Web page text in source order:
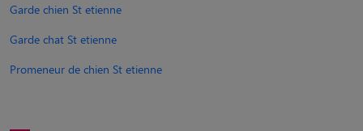
Garde chien St etienne
Garde chat St etienne
Promeneur de chien St etienne